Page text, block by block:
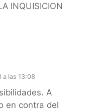
INQUISICION
a las 13:08
A
en contra del